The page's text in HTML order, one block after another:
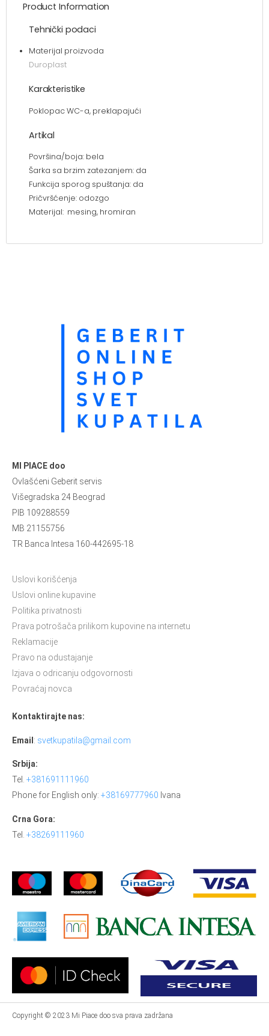
Product Information
Tehnički podaci
Materijal proizvoda
Duroplast
Karakteristike
Poklopac WC-a, preklapajući
Artikal
Površina/boja: bela
Šarka sa brzim zatezanjem: da
Funkcija sporog spuštanja: da
Pričvršćenje: odozgo
Materijal: mesing, hromiran
MI PIACE doo
Ovlašćeni Geberit servis
Višegradska 24 Beograd
PIB 109288559
MB 21155756
TR Banca Intesa 160-442695-18
Uslovi korišćenja
Uslovi online kupavine
Politika privatnosti
Prava potrošača prilikom kupovine na internetu
Reklamacije
Pravo na odustajanje
Izjava o odricanju odgovornosti
Povraćaj novca
Kontaktirajte nas:
Email : svetkupatila@gmail.com
Srbija:
Tel. +381691111960
Phone for English only: +38169777960 Ivana
Crna Gora:
Tel. +38269111960
Copyright © 2023 Mi Piace doo sva prava zadržana